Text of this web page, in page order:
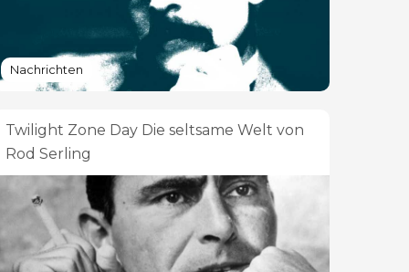
Nachrichten
Twilight Zone Day Die seltsame Welt von
Rod Serling